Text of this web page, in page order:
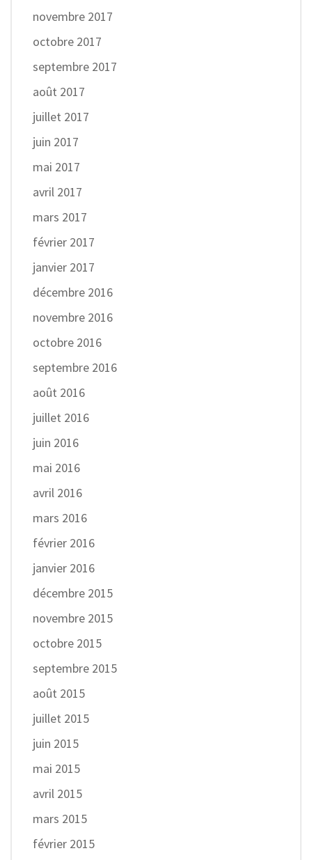
novembre 2017
octobre 2017
septembre 2017
août 2017
juillet 2017
juin 2017
mai 2017
avril 2017
mars 2017
février 2017
janvier 2017
décembre 2016
novembre 2016
octobre 2016
septembre 2016
août 2016
juillet 2016
juin 2016
mai 2016
avril 2016
mars 2016
février 2016
janvier 2016
décembre 2015
novembre 2015
octobre 2015
septembre 2015
août 2015
juillet 2015
juin 2015
mai 2015
avril 2015
mars 2015
février 2015